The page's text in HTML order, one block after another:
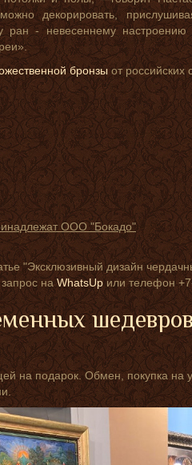
декорировать,
- невесеннему настроению
бронзыот российских
ООО "Бокадо"
"Эксклюзивный дизайн
наWhatsUpили телефон
на подарок. Обмен, покупка